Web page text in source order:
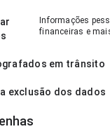
Informações
financeiras e
em trânsito
exclusão dos dados